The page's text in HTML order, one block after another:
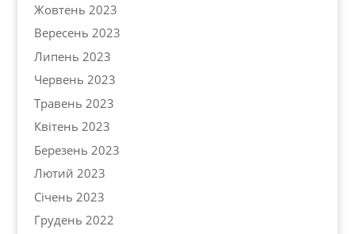
Жовтень 2023
Вересень 2023
Липень 2023
Червень 2023
Травень 2023
Квітень 2023
Березень 2023
Лютий 2023
Січень 2023
Грудень 2022